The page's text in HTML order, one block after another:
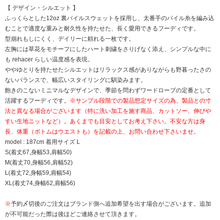
【 デザイン・シルエット 】
ふっくらとした12oz 裏パイルスウェットを採用し、太番手のパイル糸を編み込
むことで適度な重みと耐久性を持たせた、長く愛用できるフーディです。
型崩れもしにくく、デイリーに頼れる一枚です。
左胸には草花をモチーフにしたハート刺繍をさりげなく添え、シンプルな中に
も rehacer らしい温度感を表現。
ややゆとりを持たせたシルエットはリラックス感がありながらも野暮ったさの
ないバランスで、幅広いスタイリングに馴染みます。
飽きのこないミニマルなデザインで、季節を問わずワードローブの定番として
活躍するフーディです。 ※サンプル段階での製品想定サイズの為、製品との寸
法と異なる場合がございます（特に洗い加工を施す商品、カットソー、伸びや
すい生地ニットなど）。あくまでも目安としてお考え下さい。不安な方は身
長、体重（ボトムはウエストも）を記載の上、お問い合わせ下さいませ。
model : 187cm 着用サイズ L
S(着丈67,身幅53,肩幅50)
M(着丈70,身幅56,肩幅52)
L(着丈72,身幅59,肩幅54)
XL(着丈74,身幅62,肩幅56)
※予約〆切後のご注文はブランド側へ追加希望を出す場合がございます。追加
が不可能だった際は後ほどご連絡させて頂きます。